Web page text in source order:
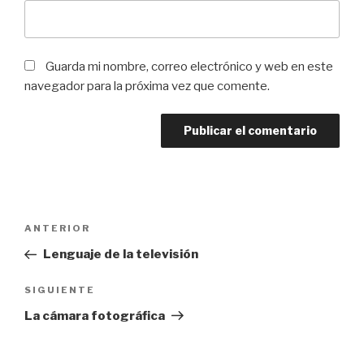
Guarda mi nombre, correo electrónico y web en este
navegador para la próxima vez que comente.
entradas
Entrada
anterior:
ANTERIOR
Lenguaje de la televisión
Siguiente
entrada
SIGUIENTE
La cámara fotográfica